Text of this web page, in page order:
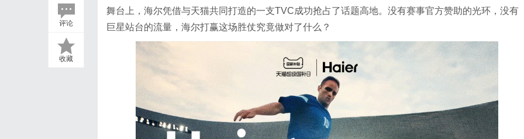
评论
收藏
舞台上，海尔凭借与天猫共同打造的一支TVC成功抢占了话题高地。没有赛事官方赞助的光环，没有
巨星站台的流量，海尔打赢这场胜仗究竟做对了什么？